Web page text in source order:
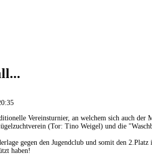
Vereinsturnier, an welchem sich auch
(Tor: Tino Weigel) und die
gegen den Jugendclub und somit den 2.Platz
haben!